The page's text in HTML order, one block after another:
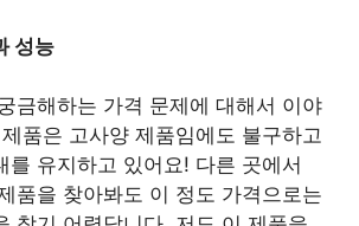
성능
금해하는 가격 문제에 대해서 이야
품은 고사양 제품임에도 불구하고
를 유지하고 있어요! 다른 곳에서
품을 찾아봐도 이 정도 가격으로는